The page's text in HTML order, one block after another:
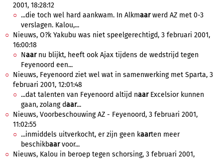
2001, 18:28:12
...die toch wel hard aankwam. In Alkmaarwerd AZ met 0-3
verslagen. Kalou,...
Nieuws, O?k Yakubu was niet speelgerechtigd, 3 februari 2001,
16:00:18
Naarnu blijkt, heeft ook Ajax tijdens de wedstrijd tegen
Feyenoord een...
Nieuws, Feyenoord ziet wel wat in samenwerking met Sparta, 3
februari 2001, 12:01:48
...dat talenten van Feyenoord altijd naarExcelsior kunnen
gaan, zolang daar...
Nieuws, Voorbeschouwing AZ - Feyenoord, 3 februari 2001,
11:02:55
...inmiddels uitverkocht, er zijn geen kaarten meer
beschikbaarvoor...
Nieuws, Kalou in beroep tegen schorsing, 3 februari 2001,